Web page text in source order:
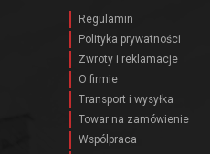
Regulamin
Polityka prywatności
Zwroty i reklamacje
O firmie
Transport i wysyłka
Towar na zamówienie
Wspólpraca